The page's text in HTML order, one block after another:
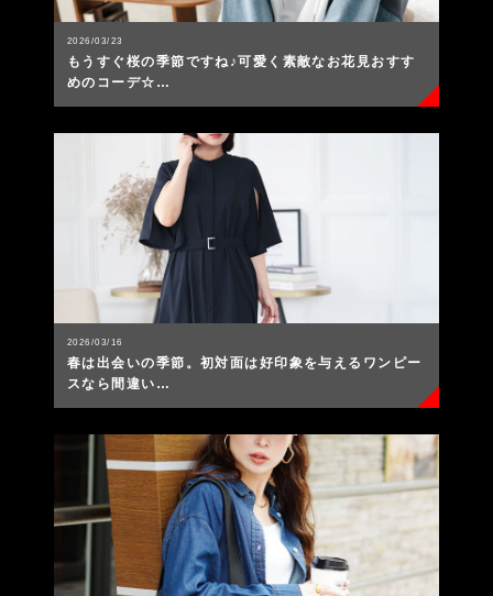
2026/03/23
もうすぐ桜の季節ですね♪可愛く素敵なお花見おすす
めのコーデ☆…
2026/03/16
春は出会いの季節。初対面は好印象を与えるワンピー
スなら間違い…